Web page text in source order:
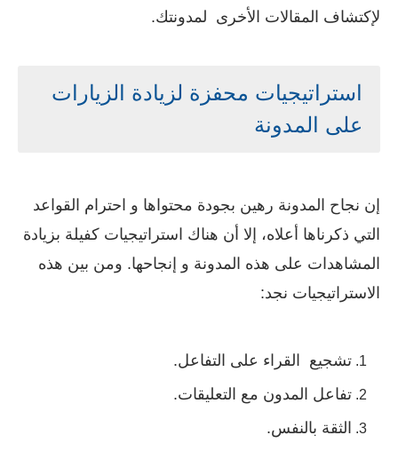
لإكتشاف المقالات الأخرى لمدونتك.
استراتيجيات محفزة لزيادة الزيارات
على المدونة
إن نجاح المدونة رهين بجودة محتواها و احترام القواعد
التي ذكرناها أعلاه، إلا أن هناك استراتيجيات كفيلة بزيادة
المشاهدات على هذه المدونة و إنجاحها. ومن بين هذه
الاستراتيجيات نجد:
تشجيع القراء على التفاعل.
تفاعل المدون مع التعليقات.
الثقة بالنفس.